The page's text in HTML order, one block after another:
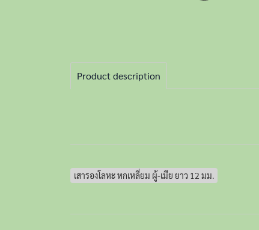
Product description
เสารองโลหะ หกเหลี่ยม ผู้-เมีย ยาว 12 มม.